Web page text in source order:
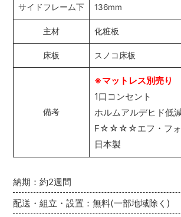
納期：約2週間
配送・組立・設置：無料(一部地域除く)
サイドフレーム下 136mm
主材 化粧板
床板 スノコ床板
備考
※マットレス別売り
1口コンセント
ホルムアルデヒド低
F☆☆☆☆エフ・フォ
日本製